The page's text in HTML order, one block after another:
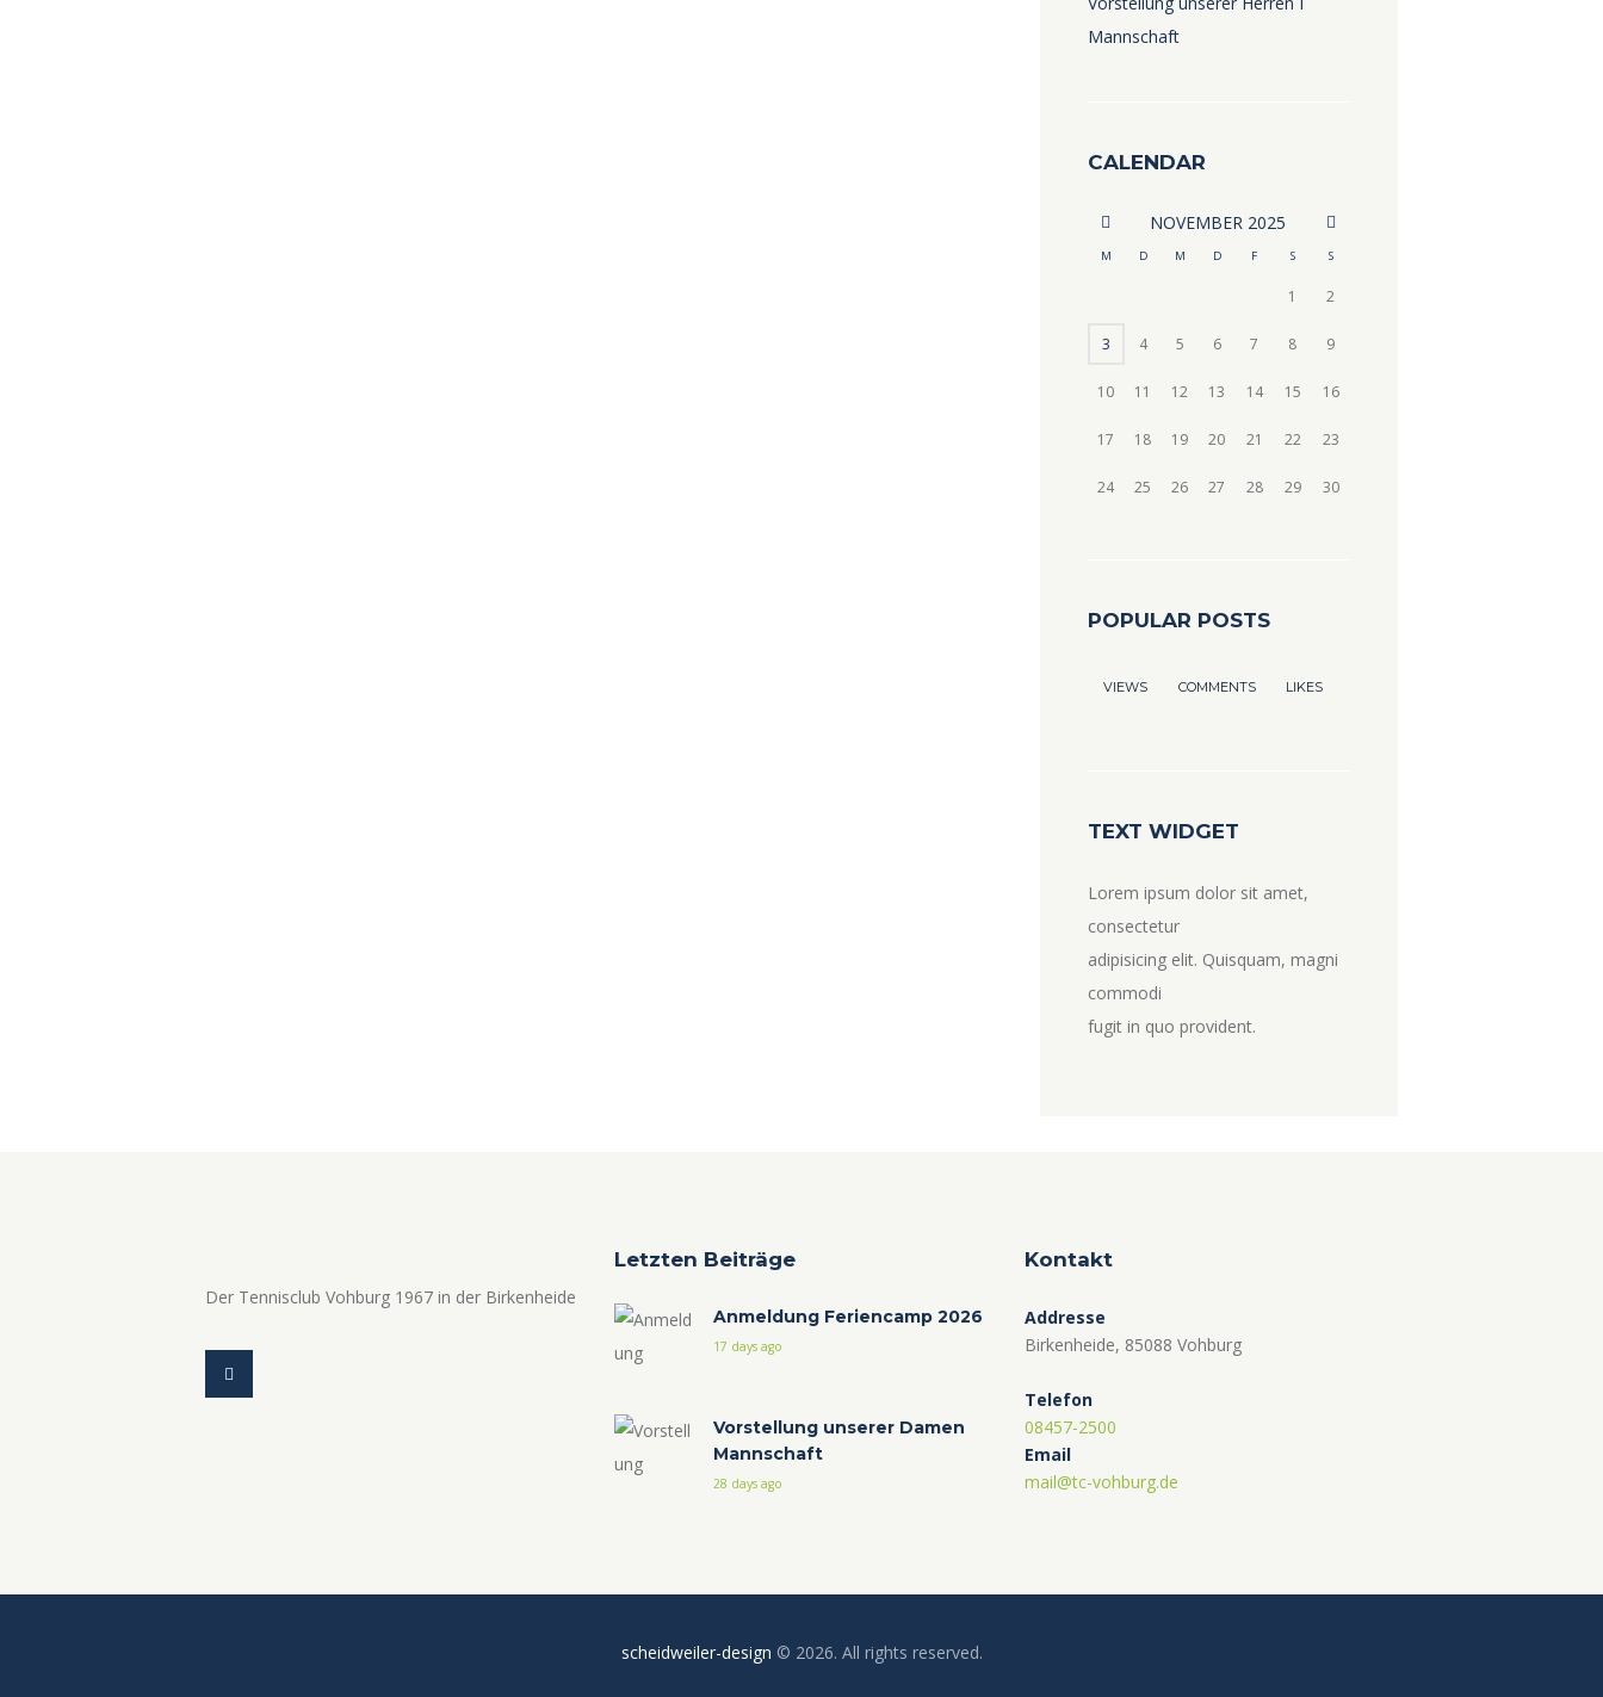
Mannschaft
CALENDAR
NOVEMBER 2025
M D M D F S S
1 2
3 4 5 6 7 8 9
10 11 12 13 14 15 16
17 18 19 20 21 22 23
24 25 26 27 28 29 30
POPULAR POSTS
VIEWS COMMENTS LIKES
TEXT WIDGET
Lorem ipsum dolor sit amet,
consectetur
adipisicing elit. Quisquam, magni
commodi
fugit in quo provident.
Der Tennisclub Vohburg 1967 in der Birkenheide
Letzten Beiträge
Anmeldung Feriencamp 2026
17 days ago
Vorstellung unserer Damen
Mannschaft
28 days ago
Kontakt
Addresse
Birkenheide, 85088 Vohburg
Telefon
08457-2500
Email
mail@tc-vohburg.de
scheidweiler-design © 2026. All rights reserved.